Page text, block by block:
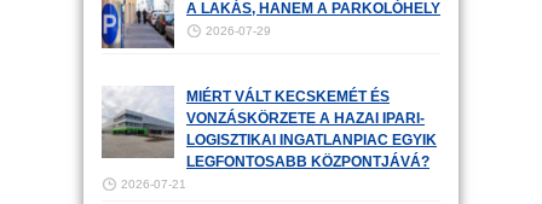
A LAKÁS, HANEM A PARKOLÓHELY
2026-07-29
MIÉRT VÁLT KECSKEMÉT ÉS
VONZÁSKÖRZETE A HAZAI IPARI-
LOGISZTIKAI INGATLANPIAC EGYIK
LEGFONTOSABB KÖZPONTJÁVÁ?
2026-07-21